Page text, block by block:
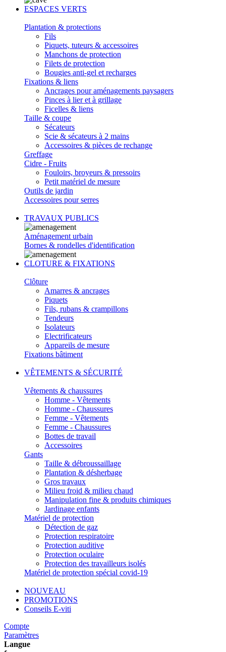
ESPACES VERTS
Plantation & protections
Fils
Piquets, tuteurs & accessoires
Manchons de protection
Filets de protection
Bougies anti-gel et recharges
Fixations & liens
Ancrages pour aménagements paysagers
Pinces à lier et à grillage
Ficelles & liens
Taille & coupe
Sécateurs
Scie & sécateurs à 2 mains
Accessoires & pièces de rechange
Greffage
Cidre - Fruits
Fouloirs, broyeurs & pressoirs
Petit matériel de mesure
Outils de jardin
Accessoires pour serres
TRAVAUX PUBLICS
Aménagement urbain
Bornes & rondelles d'identification
CLOTURE & FIXATIONS
Clôture
Amarres & ancrages
Piquets
Fils, rubans & crampillons
Tendeurs
Isolateurs
Electrificateurs
Appareils de mesure
Fixations bâtiment
VÊTEMENTS & SÉCURITÉ
Vêtements & chaussures
Homme - Vêtements
Homme - Chaussures
Femme - Vêtements
Femme - Chaussures
Bottes de travail
Accessoires
Gants
Taille & débroussaillage
Plantation & désherbage
Gros travaux
Milieu froid & milieu chaud
Manipulation fine & produits chimiques
Jardinage enfants
Matériel de protection
Détection de gaz
Protection respiratoire
Protection auditive
Protection oculaire
Protection des travailleurs isolés
Matériel de protection spécial covid-19
NOUVEAU
PROMOTIONS
Conseils E-viti
Compte
Paramètres
Langue